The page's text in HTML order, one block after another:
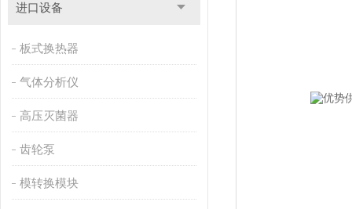
进口设备
板式换热器
气体分析仪
高压灭菌器
齿轮泵
模转换模块